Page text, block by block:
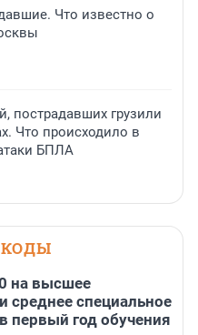
Что известно о
пострадавших грузили
Что происходило в
БПЛА
на высшее
среднее специальное
первый год обучения